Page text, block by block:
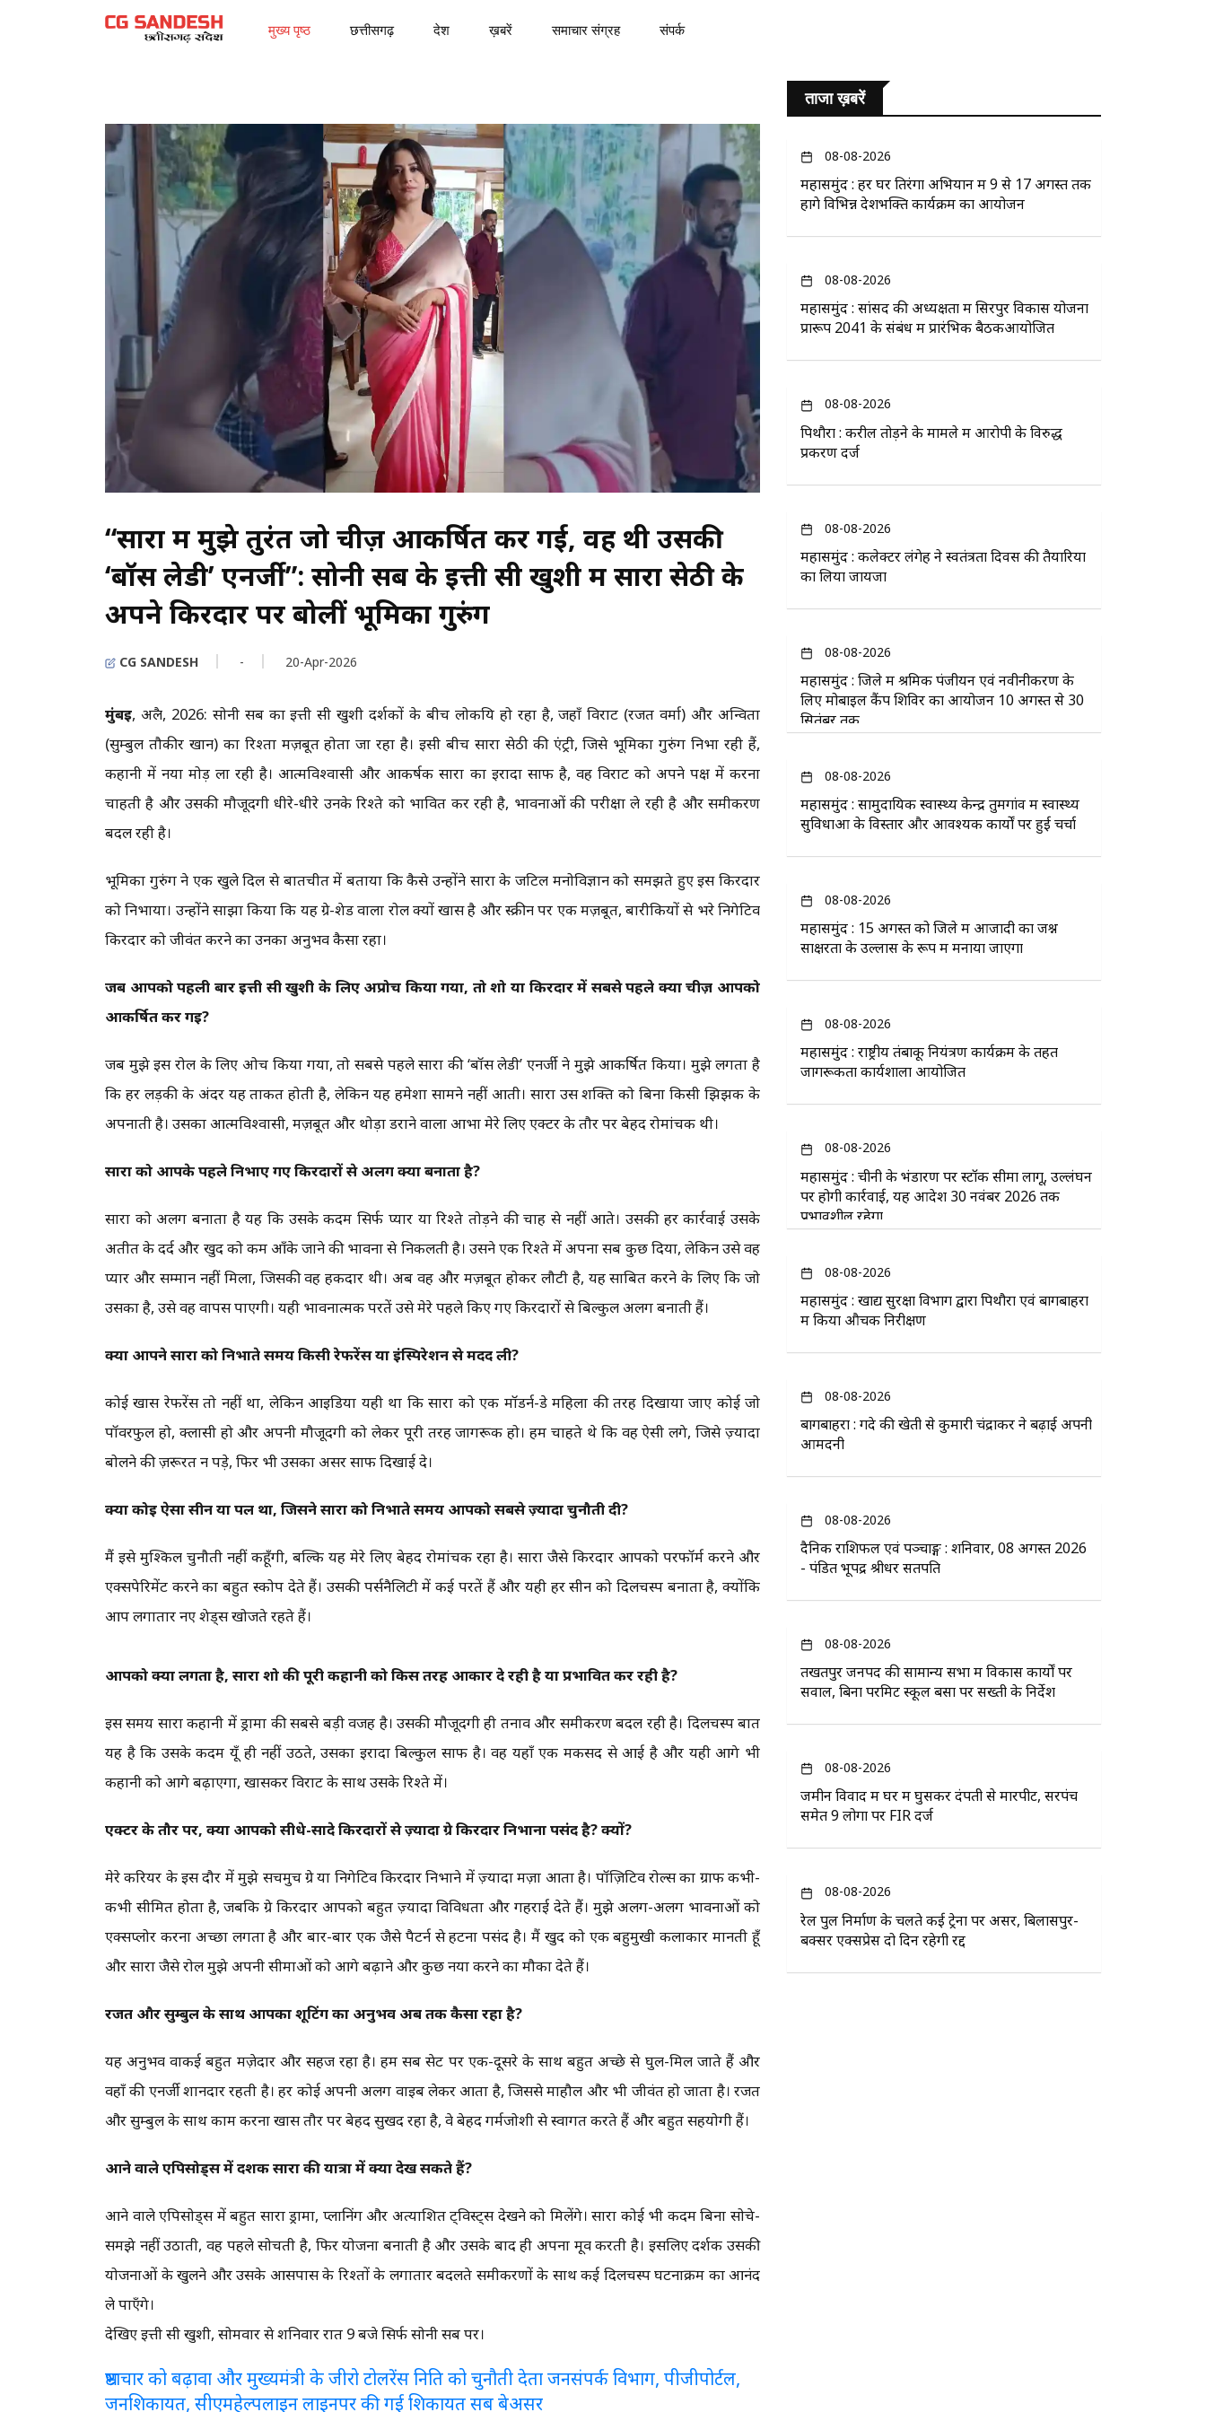
मुख्य पृष्ठ छत्तीसगढ़ देश ख़बरें समाचार संग्रह संपर्क
“सारा में मुझे तुरंत जो चीज़ आकर्षित कर गई, वह थी उसकी
‘बॉस लेडी’ एनर्जी”: सोनी सब के इत्ती सी खुशी में सारा सेठी के
अपने किरदार पर बोलीं भूमिका गुरुंग
CG SANDESH - 20-Apr-2026
मुंबई, अप्रैल, 2026: सोनी सब का इत्ती सी खुशी दर्शकों के बीच लोकप्रिय हो रहा है, जहाँ विराट (रजत वर्मा) और अन्विता
(सुम्बुल तौकीर खान) का रिश्ता मज़बूत होता जा रहा है। इसी बीच सारा सेठी की एंट्री, जिसे भूमिका गुरुंग निभा रही हैं,
कहानी में नया मोड़ ला रही है। आत्मविश्वासी और आकर्षक सारा का इरादा साफ है, वह विराट को अपने पक्ष में करना
चाहती है और उसकी मौजूदगी धीरे-धीरे उनके रिश्ते को प्रभावित कर रही है, भावनाओं की परीक्षा ले रही है और समीकरण
बदल रही है।
भूमिका गुरुंग ने एक खुले दिल से बातचीत में बताया कि कैसे उन्होंने सारा के जटिल मनोविज्ञान को समझते हुए इस किरदार
को निभाया। उन्होंने साझा किया कि यह ग्रे-शेड वाला रोल क्यों खास है और स्क्रीन पर एक मज़बूत, बारीकियों से भरे निगेटिव
किरदार को जीवंत करने का उनका अनुभव कैसा रहा।
जब आपको पहली बार इत्ती सी खुशी के लिए अप्रोच किया गया, तो शो या किरदार में सबसे पहले क्या चीज़ आपको
आकर्षित कर गई?
जब मुझे इस रोल के लिए अप्रोच किया गया, तो सबसे पहले सारा की ‘बॉस लेडी’ एनर्जी ने मुझे आकर्षित किया। मुझे लगता है
कि हर लड़की के अंदर यह ताकत होती है, लेकिन यह हमेशा सामने नहीं आती। सारा उस शक्ति को बिना किसी झिझक के
अपनाती है। उसका आत्मविश्वासी, मज़बूत और थोड़ा डराने वाला आभा मेरे लिए एक्टर के तौर पर बेहद रोमांचक थी।
सारा को आपके पहले निभाए गए किरदारों से अलग क्या बनाता है?
सारा को अलग बनाता है यह कि उसके कदम सिर्फ प्यार या रिश्ते तोड़ने की चाह से नहीं आते। उसकी हर कार्रवाई उसके
अतीत के दर्द और खुद को कम आँके जाने की भावना से निकलती है। उसने एक रिश्ते में अपना सब कुछ दिया, लेकिन उसे वह
प्यार और सम्मान नहीं मिला, जिसकी वह हकदार थी। अब वह और मज़बूत होकर लौटी है, यह साबित करने के लिए कि जो
उसका है, उसे वह वापस पाएगी। यही भावनात्मक परतें उसे मेरे पहले किए गए किरदारों से बिल्कुल अलग बनाती हैं।
क्या आपने सारा को निभाते समय किसी रेफरेंस या इंस्पिरेशन से मदद ली?
कोई खास रेफरेंस तो नहीं था, लेकिन आइडिया यही था कि सारा को एक मॉडर्न-डे महिला की तरह दिखाया जाए कोई जो
पॉवरफुल हो, क्लासी हो और अपनी मौजूदगी को लेकर पूरी तरह जागरूक हो। हम चाहते थे कि वह ऐसी लगे, जिसे ज़्यादा
बोलने की ज़रूरत न पड़े, फिर भी उसका असर साफ दिखाई दे।
क्या कोई ऐसा सीन या पल था, जिसने सारा को निभाते समय आपको सबसे ज़्यादा चुनौती दी?
मैं इसे मुश्किल चुनौती नहीं कहूँगी, बल्कि यह मेरे लिए बेहद रोमांचक रहा है। सारा जैसे किरदार आपको परफॉर्म करने और
एक्सपेरिमेंट करने का बहुत स्कोप देते हैं। उसकी पर्सनैलिटी में कई परतें हैं और यही हर सीन को दिलचस्प बनाता है, क्योंकि
आप लगातार नए शेड्स खोजते रहते हैं।
आपको क्या लगता है, सारा शो की पूरी कहानी को किस तरह आकार दे रही है या प्रभावित कर रही है?
इस समय सारा कहानी में ड्रामा की सबसे बड़ी वजह है। उसकी मौजूदगी ही तनाव और समीकरण बदल रही है। दिलचस्प बात
यह है कि उसके कदम यूँ ही नहीं उठते, उसका इरादा बिल्कुल साफ है। वह यहाँ एक मकसद से आई है और यही आगे भी
कहानी को आगे बढ़ाएगा, खासकर विराट के साथ उसके रिश्ते में।
एक्टर के तौर पर, क्या आपको सीधे-सादे किरदारों से ज़्यादा ग्रे किरदार निभाना पसंद है? क्यों?
मेरे करियर के इस दौर में मुझे सचमुच ग्रे या निगेटिव किरदार निभाने में ज़्यादा मज़ा आता है। पॉज़िटिव रोल्स का ग्राफ कभी-
कभी सीमित होता है, जबकि ग्रे किरदार आपको बहुत ज़्यादा विविधता और गहराई देते हैं। मुझे अलग-अलग भावनाओं को
एक्सप्लोर करना अच्छा लगता है और बार-बार एक जैसे पैटर्न से हटना पसंद है। मैं खुद को एक बहुमुखी कलाकार मानती हूँ
और सारा जैसे रोल मुझे अपनी सीमाओं को आगे बढ़ाने और कुछ नया करने का मौका देते हैं।
रजत और सुम्बुल के साथ आपका शूटिंग का अनुभव अब तक कैसा रहा है?
यह अनुभव वाकई बहुत मज़ेदार और सहज रहा है। हम सब सेट पर एक-दूसरे के साथ बहुत अच्छे से घुल-मिल जाते हैं और
वहाँ की एनर्जी शानदार रहती है। हर कोई अपनी अलग वाइब लेकर आता है, जिससे माहौल और भी जीवंत हो जाता है। रजत
और सुम्बुल के साथ काम करना खास तौर पर बेहद सुखद रहा है, वे बेहद गर्मजोशी से स्वागत करते हैं और बहुत सहयोगी हैं।
आने वाले एपिसोड्स में दर्शक सारा की यात्रा में क्या देख सकते हैं?
आने वाले एपिसोड्स में बहुत सारा ड्रामा, प्लानिंग और अप्रत्याशित ट्विस्ट्स देखने को मिलेंगे। सारा कोई भी कदम बिना सोचे-
समझे नहीं उठाती, वह पहले सोचती है, फिर योजना बनाती है और उसके बाद ही अपना मूव करती है। इसलिए दर्शक उसकी
योजनाओं के खुलने और उसके आसपास के रिश्तों के लगातार बदलते समीकरणों के साथ कई दिलचस्प घटनाक्रम का आनंद
ले पाएँगे।
देखिए इत्ती सी खुशी, सोमवार से शनिवार रात 9 बजे सिर्फ सोनी सब पर।
भ्रष्टाचार को बढ़ावा और मुख्यमंत्री के जीरो टोलरेंस निति को चुनौती देता जनसंपर्क विभाग, पीजीपोर्टल,
जनशिकायत, सीएमहेल्पलाइन लाइनपर की गई शिकायत सब बेअसर
ताजा ख़बरें
08-08-2026
महासमुंद : हर घर तिरंगा अभियान में 9 से 17 अगस्त तक
होंगे विभिन्न देशभक्ति कार्यक्रम का आयोजन
08-08-2026
महासमुंद : सांसद की अध्यक्षता में सिरपुर विकास योजना
प्रारूप 2041 के संबंध में प्रारंभिक बैठकआयोजित
08-08-2026
पिथौरा : करील तोड़ने के मामले में आरोपी के विरुद्ध
प्रकरण दर्ज
08-08-2026
महासमुंद : कलेक्टर लंगेह ने स्वतंत्रता दिवस की तैयारियों
का लिया जायजा
08-08-2026
महासमुंद : जिले में श्रमिक पंजीयन एवं नवीनीकरण के
लिए मोबाइल कैंप शिविर का आयोजन 10 अगस्त से 30
सितंबर तक
08-08-2026
महासमुंद : सामुदायिक स्वास्थ्य केन्द्र तुमगांव में स्वास्थ्य
सुविधाओं के विस्तार और आवश्यक कार्यों पर हुई चर्चा
08-08-2026
महासमुंद : 15 अगस्त को जिले में आजादी का जश्न
साक्षरता के उल्लास के रूप में मनाया जाएगा
08-08-2026
महासमुंद : राष्ट्रीय तंबाकू नियंत्रण कार्यक्रम के तहत
जागरूकता कार्यशाला आयोजित
08-08-2026
महासमुंद : चीनी के भंडारण पर स्टॉक सीमा लागू, उल्लंघन
पर होगी कार्रवाई, यह आदेश 30 नवंबर 2026 तक
प्रभावशील रहेगा
08-08-2026
महासमुंद : खाद्य सुरक्षा विभाग द्वारा पिथौरा एवं बागबाहरा
में किया औचक निरीक्षण
08-08-2026
बागबाहरा : गेंदे की खेती से कुमारी चंद्राकर ने बढ़ाई अपनी
आमदनी
08-08-2026
दैनिक राशिफल एवं पञ्चाङ्ग : शनिवार, 08 अगस्त 2026
- पंडित भूपेंद्र श्रीधर सतपति
08-08-2026
तखतपुर जनपद की सामान्य सभा में विकास कार्यों पर
सवाल, बिना परमिट स्कूल बसों पर सख्ती के निर्देश
08-08-2026
जमीन विवाद में घर में घुसकर दंपती से मारपीट, सरपंच
समेत 9 लोगों पर FIR दर्ज
08-08-2026
रेल पुल निर्माण के चलते कई ट्रेनों पर असर, बिलासपुर-
बक्सर एक्सप्रेस दो दिन रहेगी रद्द